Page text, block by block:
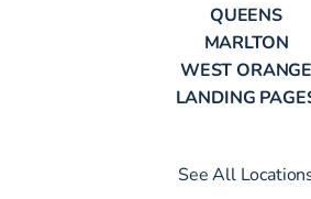
QUEENS
MARLTON
WEST ORANGE
LANDING
See All